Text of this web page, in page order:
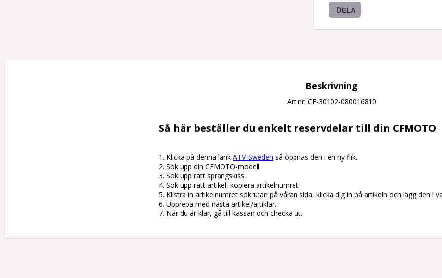
DELA
Beskrivning
Art.nr: CF-30102-080016810
Så här beställer du enkelt reservdelar till din CFMOTO
1. Klicka på denna länk ATV-Sweden så öppnas den i en ny flik.
2. Sök upp din CFMOTO-modell.
3. Sök upp rätt sprängskiss.
4. Sök upp rätt artikel, kopiera artikelnumret.
5. Klistra in artikelnumret sökrutan på våran sida, klicka dig in på artikeln och lägg den i
6. Upprepa med nästa artikel/artiklar.
7. När du är klar, gå till kassan och checka ut.